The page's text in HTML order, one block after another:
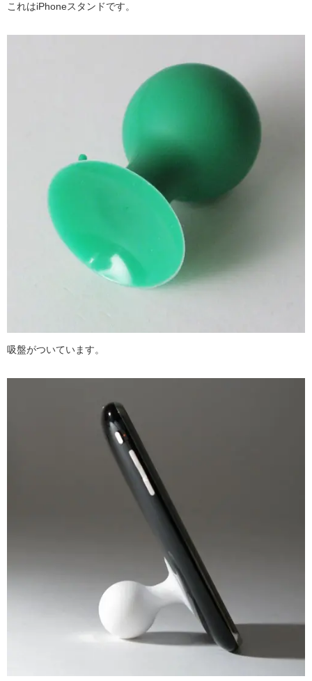
これはiPhoneスタンドです。
吸盤がついています。